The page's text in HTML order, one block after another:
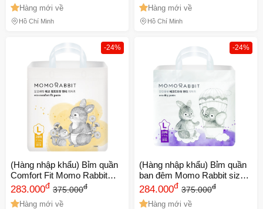
Hàng mới về
Hồ Chí Minh
Hàng mới về
Hồ Chí Minh
-24%
(Hàng nhập khẩu) Bỉm quần
Comfort Fit Momo Rabbit
size L 9-14kg
283.000đ 375.000đ
Hàng mới về
-24%
(Hàng nhập khẩu) Bỉm quần
ban đêm Momo Rabbit size L
9-14kg
284.000đ 375.000đ
Hàng mới về
🎁 Đừng Bỏ Lỡ! 🎁
Mã Giảm Giá Dành Riêng Cho Bạn